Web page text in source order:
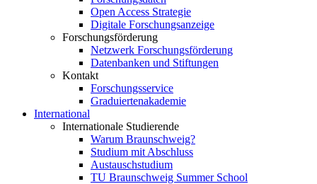
Open Access Strategie
Digitale Forschungsanzeige
Forschungsförderung
Netzwerk Forschungsförderung
Datenbanken und Stiftungen
Kontakt
Forschungsservice
Graduiertenakademie
International
Internationale Studierende
Warum Braunschweig?
Studium mit Abschluss
Austauschstudium
TU Braunschweig Summer School